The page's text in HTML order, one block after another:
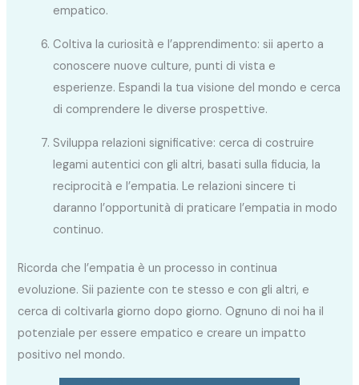
empatico.
Coltiva la curiosità e l’apprendimento: sii aperto a
conoscere nuove culture, punti di vista e
esperienze. Espandi la tua visione del mondo e cerca
di comprendere le diverse prospettive.
Sviluppa relazioni significative: cerca di costruire
legami autentici con gli altri, basati sulla fiducia, la
reciprocità e l’empatia. Le relazioni sincere ti
daranno l’opportunità di praticare l’empatia in modo
continuo.
Ricorda che l’empatia è un processo in continua
evoluzione. Sii paziente con te stesso e con gli altri, e
cerca di coltivarla giorno dopo giorno. Ognuno di noi ha il
potenziale per essere empatico e creare un impatto
positivo nel mondo.